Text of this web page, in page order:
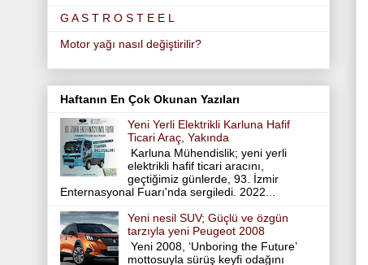
G A S T R O S T E E L
Motor yağı nasıl değiştirilir?
Haftanın En Çok Okunan Yazıları
Yeni Yerli Elektrikli Karluna Hafif
Ticari Araç, Yakında
Karluna Mühendislik; yeni yerli
elektrikli hafif ticari aracını,
geçtiğimiz günlerde, 93. İzmir
Enternasyonal Fuarı'nda sergiledi. 2022...
Yeni nesil SUV; Güçlü ve özgün
tarzıyla yeni Peugeot 2008
Yeni 2008, ‘Unboring the Future’
mottosuyla sürüş keyfi odağını